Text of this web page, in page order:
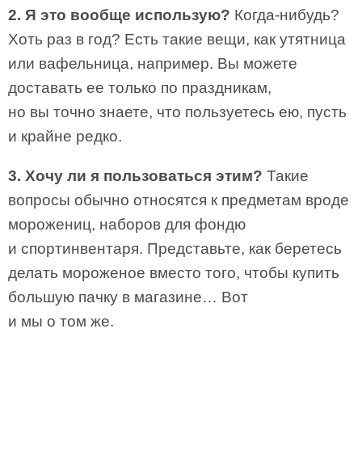
2. Я это вообще использую? Когда-нибудь?
Хоть раз в год? Есть такие вещи, как утятница
или вафельница, например. Вы можете
доставать ее только по праздникам,
но вы точно знаете, что пользуетесь ею, пусть
и крайне редко.
3. Хочу ли я пользоваться этим? Такие
вопросы обычно относятся к предметам вроде
морожениц, наборов для фондю
и спортинвентаря. Представьте, как беретесь
делать мороженое вместо того, чтобы купить
большую пачку в магазине… Вот
и мы о том же.